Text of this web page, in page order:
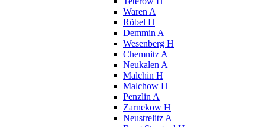
Waren A
Röbel H
Demmin A
Wesenberg H
Chemnitz A
Neukalen A
Malchin H
Malchow H
Penzlin A
Zarnekow H
Neustrelitz A